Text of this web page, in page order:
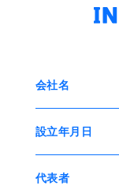
会社名
設立年月日
代表者